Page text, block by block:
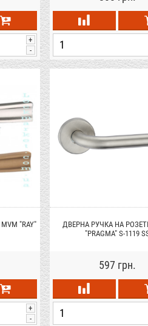
-
+
"RAY"
-
+
ДВЕРНА РУЧКА НА
"PRAGMA" S-1119
597 грн.